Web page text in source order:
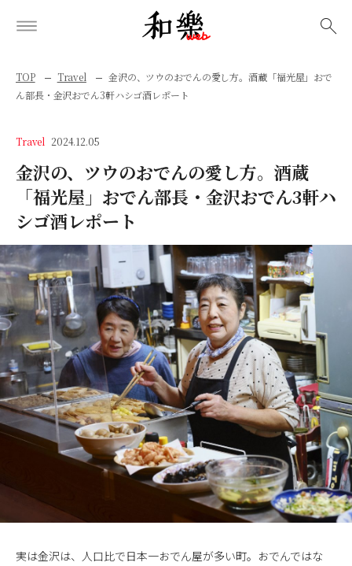
TOP Travel
金沢の、ツウのおでんの愛し方。酒蔵「福光屋」おで
ん部長・金沢おでん3軒ハシゴ酒レポート
Travel 2024.12.05
金沢の、ツウのおでんの愛し方。酒蔵
「福光屋」おでん部長・金沢おでん3軒ハ
シゴ酒レポート
実は金沢は、人口比で日本一おでん屋が多い町。おでんではな